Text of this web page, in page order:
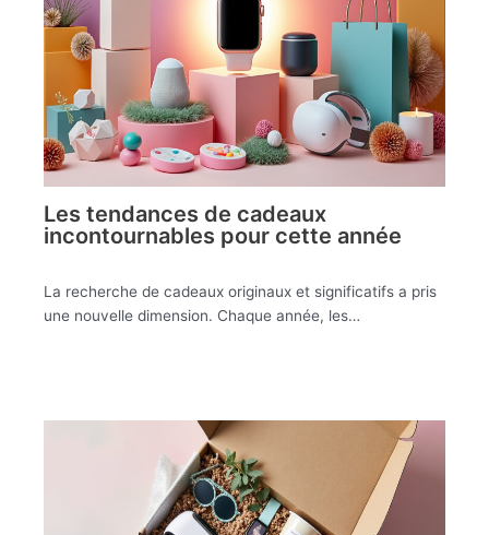
Les tendances de cadeaux
incontournables pour cette année
La recherche de cadeaux originaux et significatifs a pris
une nouvelle dimension. Chaque année, les…